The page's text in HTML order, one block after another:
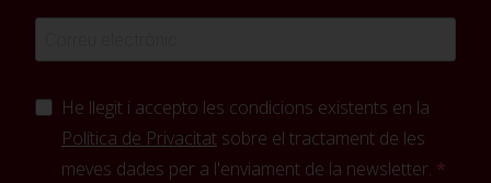
He llegit i accepto les condicions existents en la
Política de Privacitat sobre el tractament de les
meves dades per a l'enviament de la newsletter.